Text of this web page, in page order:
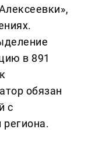
в 891
обязан
с